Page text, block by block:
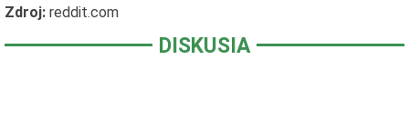
Zdroj: reddit.com
DISKUSIA